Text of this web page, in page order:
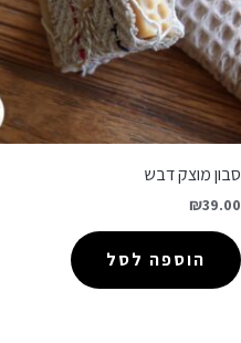
סבון מוצק דבש
₪39.00
הוספה לסל